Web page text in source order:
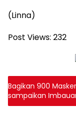
(Linna)
Post Views: 232
Bagikan 900
sampaikan